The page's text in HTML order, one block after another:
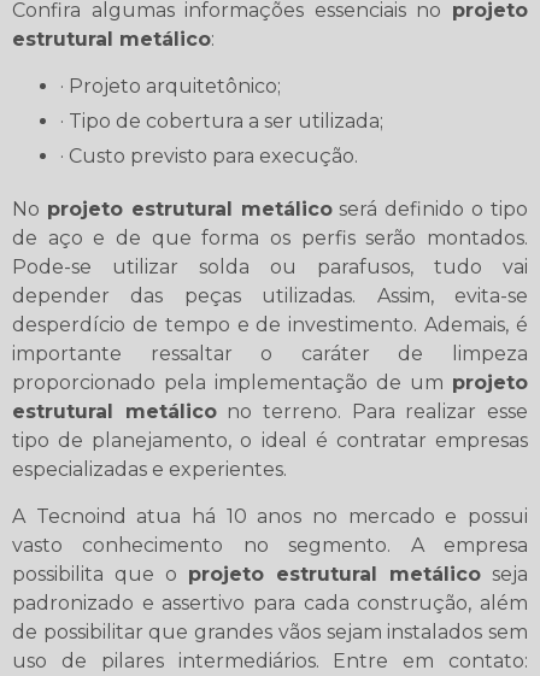
Confira algumas informações essenciais no projeto
estrutural metálico:
· Projeto arquitetônico;
· Tipo de cobertura a ser utilizada;
· Custo previsto para execução.
No projeto estrutural metálicoserá definido o tipo
de aço e de que forma os perfis serão montados.
Pode-se utilizar solda ou parafusos, tudo vai
depender das peças utilizadas. Assim, evita-se
desperdício de tempo e de investimento. Ademais, é
importante ressaltar o caráter de limpeza
proporcionado pela implementação de um projeto
estrutural metálicono terreno. Para realizar esse
tipo de planejamento, o ideal é contratar empresas
especializadas e experientes.
A Tecnoind atua há 10 anos no mercado e possui
vasto conhecimento no segmento. A empresa
possibilita que o projeto estrutural metálico seja
padronizado e assertivo para cada construção, além
de possibilitar que grandes vãos sejam instalados sem
uso de pilares intermediários. Entre em contato: